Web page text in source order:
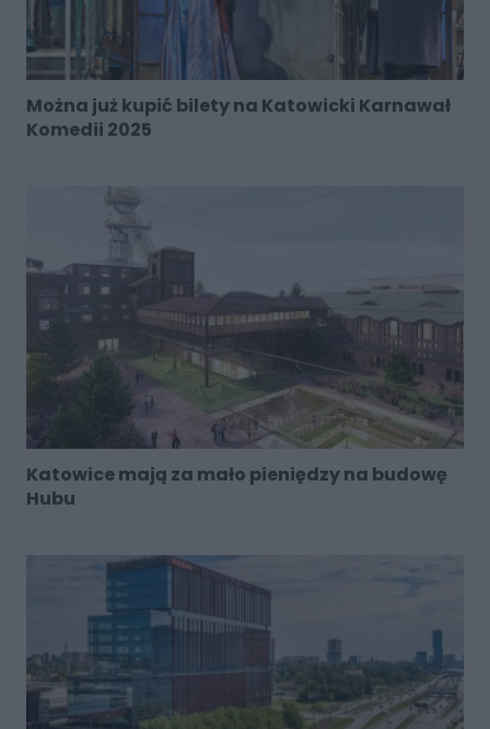
Można już kupić bilety na Katowicki Karnawał
Komedii 2025
Katowice mają za mało pieniędzy na budowę
Hubu